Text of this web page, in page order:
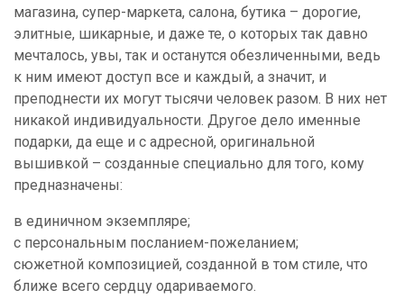
магазина, супер-маркета, салона, бутика – дорогие,
элитные, шикарные, и даже те, о которых так давно
мечталось, увы, так и останутся обезличенными, ведь
к ним имеют доступ все и каждый, а значит, и
преподнести их могут тысячи человек разом. В них нет
никакой индивидуальности. Другое дело именные
подарки, да еще и с адресной, оригинальной
вышивкой – созданные специально для того, кому
предназначены:
в единичном экземпляре;
с персональным посланием-пожеланием;
сюжетной композицией, созданной в том стиле, что
ближе всего сердцу одариваемого.